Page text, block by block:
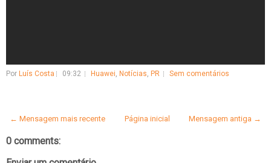
Por Luís Costa 09:32 Huawei, Notícias, PR Sem comentários
← Mensagem mais recente Mensagem antiga →
Página inicial
0 comments: